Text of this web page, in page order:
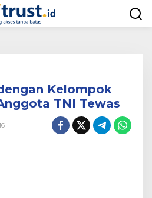
Kelompok
TNI Tewas